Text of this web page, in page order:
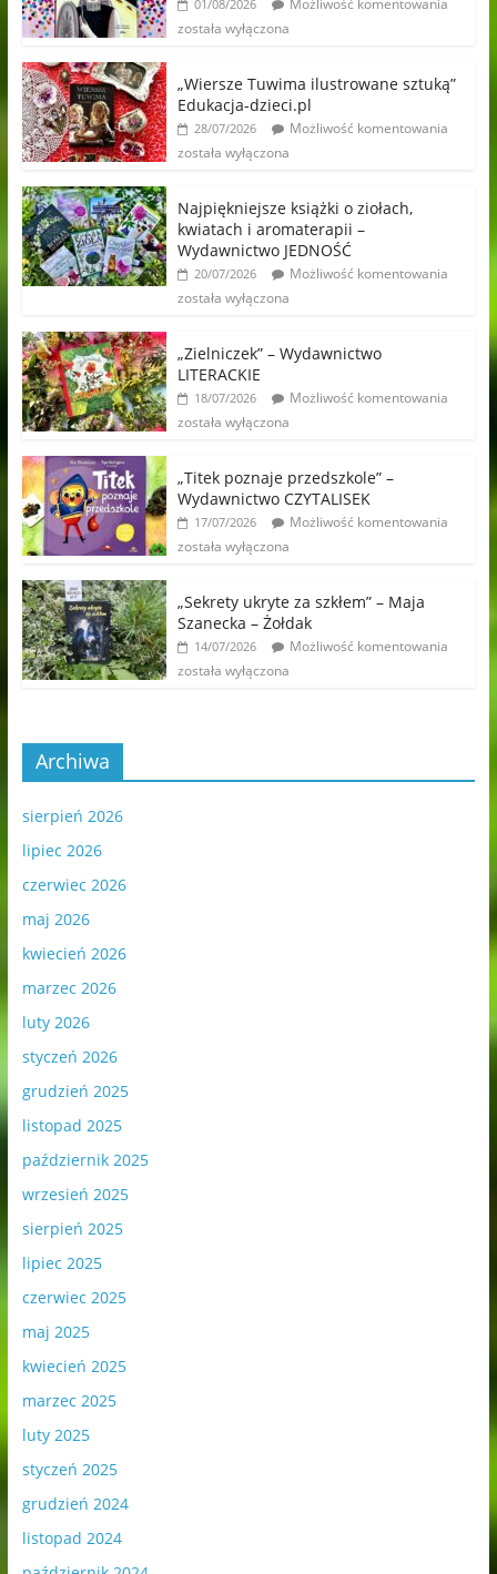
01/08/2026
została wyłączona
„Wiersze Tuwima ilustrowane sztuką”
Edukacja-dzieci.pl
28/07/2026
Możliwość komentowania
została wyłączona
Najpiękniejsze książki o ziołach,
kwiatach i aromaterapii –
Wydawnictwo JEDNOŚĆ
20/07/2026
Możliwość komentowania
została wyłączona
„Zielniczek” – Wydawnictwo
LITERACKIE
18/07/2026
Możliwość komentowania
została wyłączona
„Titek poznaje przedszkole” –
Wydawnictwo CZYTALISEK
17/07/2026
Możliwość komentowania
została wyłączona
„Sekrety ukryte za szkłem” – Maja
Szanecka – Żołdak
14/07/2026
Możliwość komentowania
została wyłączona
Archiwa
sierpień 2026
lipiec 2026
czerwiec 2026
maj 2026
kwiecień 2026
marzec 2026
luty 2026
styczeń 2026
grudzień 2025
listopad 2025
październik 2025
wrzesień 2025
sierpień 2025
lipiec 2025
czerwiec 2025
maj 2025
kwiecień 2025
marzec 2025
luty 2025
styczeń 2025
grudzień 2024
listopad 2024